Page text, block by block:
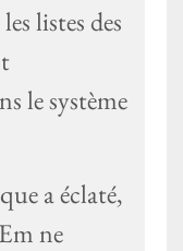
listes des
le système
a éclaté,
ne